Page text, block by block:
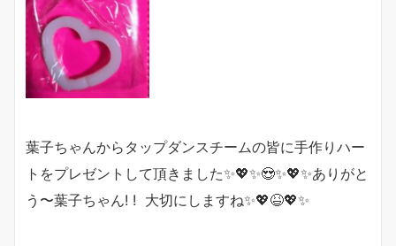
葉子ちゃんからタップダンスチームの皆に手作りハー
トをプレゼントして頂きました✨💖✨😍✨💖✨ありがと
う〜葉子ちゃん! ! 大切にしますね✨💖😆💖✨